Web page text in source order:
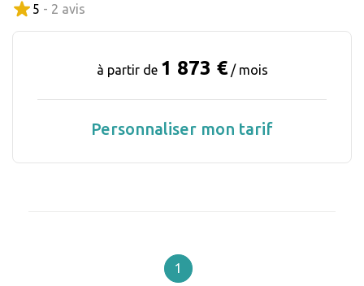
5 - 2 avis
à partir de 1 873 € / mois
Personnaliser mon tarif
1